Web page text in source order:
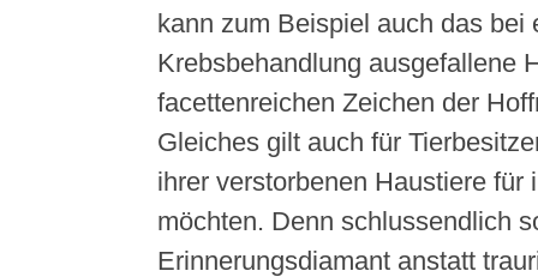
kann zum Beispiel auch das bei
Krebsbehandlung ausgefallene
facettenreichen Zeichen der
Gleiches gilt auch für
ihrer verstorbenen Haustiere für
möchten. Denn schlussendlich
Erinnerungsdiamant anstatt